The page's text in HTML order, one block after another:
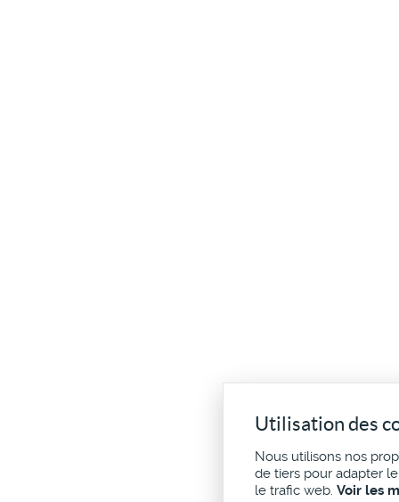
Utilisation des
Nous utilisons nos
de tiers pour adapter
le trafic web. Voir les